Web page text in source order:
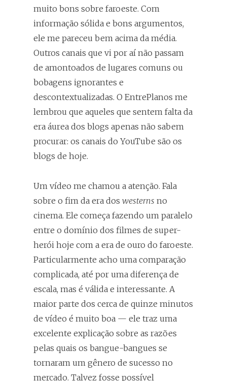
muito bons sobre faroeste. Com
informação sólida e bons argumentos,
ele me pareceu bem acima da média.
Outros canais que vi por aí não passam
de amontoados de lugares comuns ou
bobagens ignorantes e
descontextualizadas. O EntrePlanos me
lembrou que aqueles que sentem falta da
era áurea dos blogs apenas não sabem
procurar: os canais do YouTube são os
blogs de hoje.
Um vídeo me chamou a atenção. Fala
sobre o fim da era dos westerns no
cinema. Ele começa fazendo um paralelo
entre o domínio dos filmes de super-
herói hoje com a era de ouro do faroeste.
Particularmente acho uma comparação
complicada, até por uma diferença de
escala, mas é válida e interessante. A
maior parte dos cerca de quinze minutos
de vídeo é muito boa — ele traz uma
excelente explicação sobre as razões
pelas quais os bangue-bangues se
tornaram um gênero de sucesso no
mercado. Talvez fosse possível